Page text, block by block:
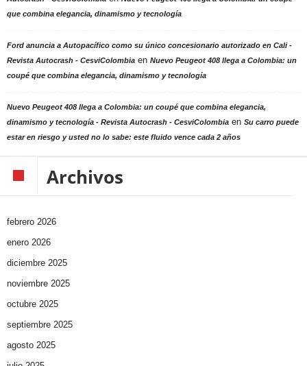
que combina elegancia, dinamismo y tecnología
Ford anuncia a Autopacífico como su único concesionario autorizado en Cali -
Revista Autocrash - CesviColombia en Nuevo Peugeot 408 llega a Colombia: un
coupé que combina elegancia, dinamismo y tecnología
Nuevo Peugeot 408 llega a Colombia: un coupé que combina elegancia,
dinamismo y tecnología - Revista Autocrash - CesviColombia en Su carro puede
estar en riesgo y usted no lo sabe: este fluido vence cada 2 años
Archivos
febrero 2026
enero 2026
diciembre 2025
noviembre 2025
octubre 2025
septiembre 2025
agosto 2025